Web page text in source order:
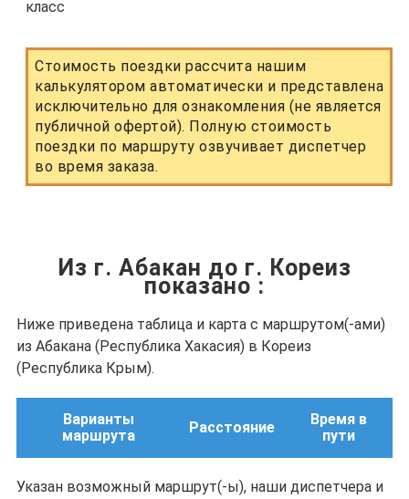
Стоимость поездки рассчита нашим
калькулятором автоматически и представлена
исключительно для ознакомления (не является
публичной офертой). Полную стоимость
поездки по маршруту озвучивает диспетчер
во время заказа.
Из г. Абакан до г. Кореиз
показано :
Ниже приведена таблица и карта с маршрутом(-ами)
из Абакана (Республика Хакасия) в Кореиз
(Республика Крым).
Варианты
маршрута
Расстояние
Время в
пути
Указан возможный маршрут(-ы), наши диспетчера и